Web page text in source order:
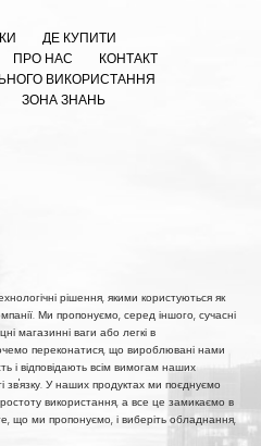
ДЕ КУПИТИ
ПРО НАС
КОНТАКТ
ВИКОРИСТАННЯ
ЗОНА ЗНАНЬ
рішення, якими користуються як
Ми пропонуємо, серед іншого, сучасні
магазинні ваги або легкі в
переконатися, що вироблювані нами
і відповідають всім вимогам наших
зв'язку. У наших продуктах ми поєднуємо
простоту використання, а все це замикаємо в
що ми пропонуємо, і виберіть обладнання,